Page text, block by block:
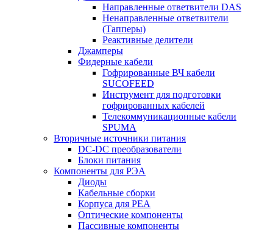
Направленные ответвители DAS
Ненаправленные ответвители
(Тапперы)
Реактивные делители
Джамперы
Фидерные кабели
Гофрированные ВЧ кабели
SUCOFEED
Инструмент для подготовки
гофрированных кабелей
Телекоммуникационные кабели
SPUMA
Вторичные источники питания
DC-DC преобразователи
Блоки питания
Компоненты для РЭА
Диоды
Кабельные сборки
Корпуса для РЕА
Оптические компоненты
Пассивные компоненты